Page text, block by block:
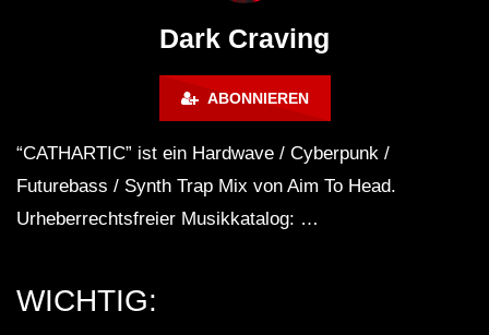
Mix ‘SKYNET’
Hardwave / Cyberpunk / Phonk Mix
‘INFINITY’
Dark Cyberpunk / EBM / Industrial Mix
Dark Craving
ABONNIEREN
“CATHARTIC” ist ein Hardwave / Cyberpunk /
Futurebass / Synth Trap Mix von Aim To Head.
Urheberrechtsfreier Musikkatalog: …
WICHTIG: